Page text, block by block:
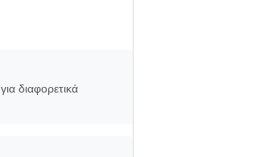
διαφορετικά